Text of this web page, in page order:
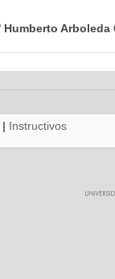
Humberto Arboleda
| Instructivos